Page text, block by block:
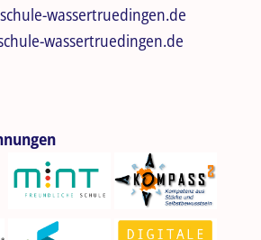
wassertruedingen.de
wassertruedingen.de